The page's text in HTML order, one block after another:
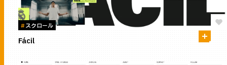
#スクロール
Fácil